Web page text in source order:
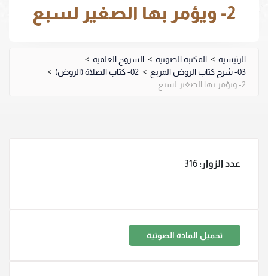
2- ويؤمر بها الصغير لسبع
الرئيسية > المكتبة الصوتية > الشروح العلمية >
03- شرح كتاب الروض المربع
> 02- كتاب الصلاة (الروض)
>
2- ويؤمر بها الصغير لسبع
عدد الزوار: 316
تحميل المادة الصوتية